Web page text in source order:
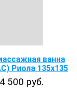
ванна
Риола 135х135
500 руб.